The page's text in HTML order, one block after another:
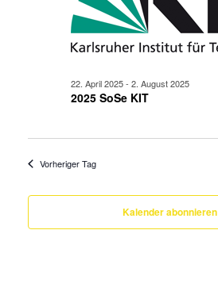
2025 SoSe KIT
22. April 2025- 2. August 2025
Vorheriger Tag
Kalender abonnieren